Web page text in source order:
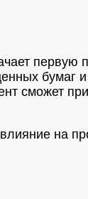
первую
бумаг
сможет
на